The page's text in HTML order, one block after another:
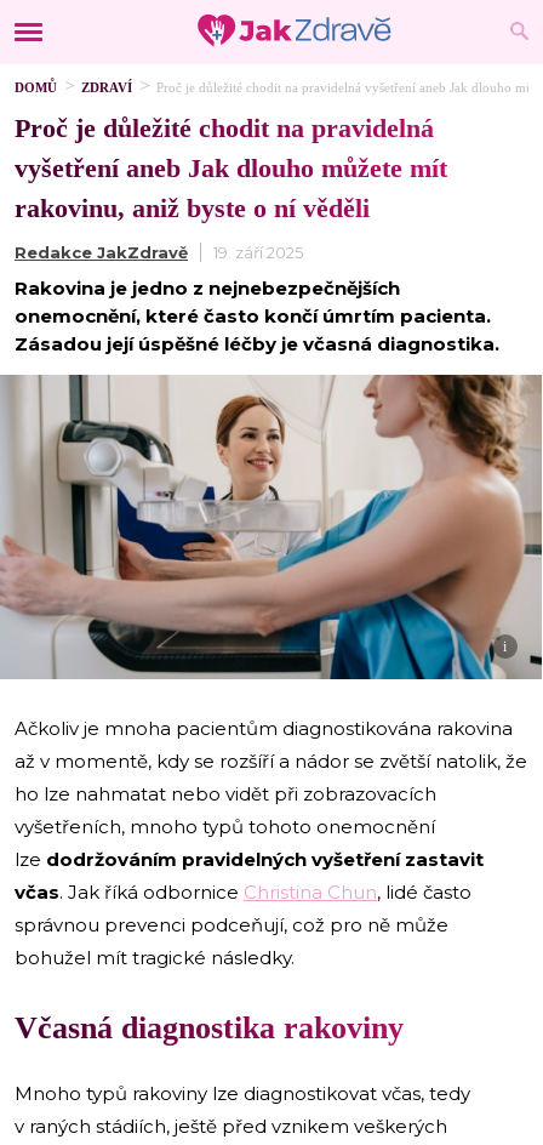
DOMŮ ZDRAVÍ Proč je důležité chodit na pravidelná vyšetření aneb Jak dlouho
Proč je důležité chodit na pravidelná
vyšetření aneb Jak dlouho můžete mít
rakovinu, aniž byste o ní věděli
Redakce JakZdravě 19. září 2025
Rakovina je jedno z nejnebezpečnějších
onemocnění, které často končí úmrtím pacienta.
Zásadou její úspěšné léčby je včasná diagnostika.
i
Ačkoliv je mnoha pacientům diagnostikována rakovina
až v momentě, kdy se rozšíří a nádor se zvětší natolik, že
ho lze nahmatat nebo vidět při zobrazovacích
vyšetřeních, mnoho typů tohoto onemocnění
lze dodržováním pravidelných vyšetření zastavit
včas. Jak říká odbornice Christina Chun, lidé často
správnou prevenci podceňují, což pro ně může
bohužel mít tragické následky.
Včasná diagnostika rakoviny
Mnoho typů rakoviny lze diagnostikovat včas, tedy
v raných stádiích, ještě před vznikem veškerých